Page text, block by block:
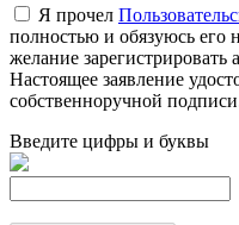
Я прочел
полностью и обязуюсь его
желание зарегистрировать
Настоящее заявление
собственноручной
Введите цифры и буквы